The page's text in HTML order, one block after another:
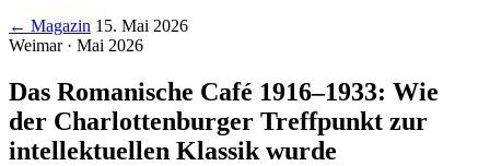
← Magazin 15. Mai 2026
Weimar · Mai 2026
Das Romanische Café 1916–1933: Wie
der Charlottenburger Treffpunkt zur
intellektuellen Klassik wurde